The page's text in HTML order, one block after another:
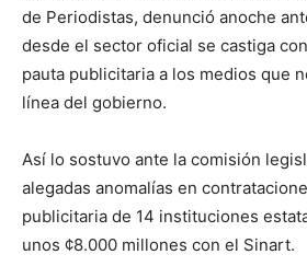
de Periodistas, denunció anoche
desde el sector oficial se castiga
pauta publicitaria a los medios que
línea del gobierno.
Así lo sostuvo ante la comisión
alegadas anomalías en
publicitaria de 14 instituciones
unos ¢8.000 millones con el Sinart.